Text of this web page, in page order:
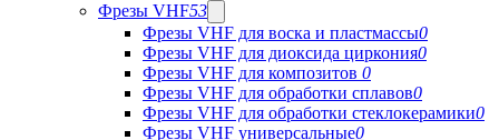
Фрезы VHF53
Фрезы VHF для воска и пластмассы0
Фрезы VHF для диоксида циркония0
Фрезы VHF для композитов 0
Фрезы VHF для обработки сплавов0
Фрезы VHF для обработки стеклокерамики0
Фрезы VHF универсальные0